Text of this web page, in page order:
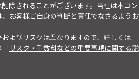
除されることがございます。当社は本コン
お客様ご自身の判断と責任でなさるようお
よびリスクは異なりますので、詳しくは
「リスク・手数料などの重要事項に関する説